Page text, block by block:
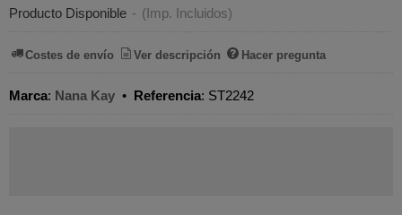
Producto Disponible - (Imp. Incluidos)
Costes de envío Ver descripción Hacer pregunta
Marca: Nana Kay • Referencia: ST2242